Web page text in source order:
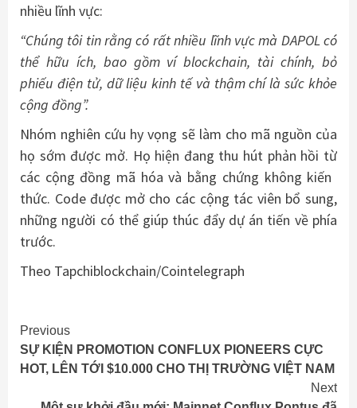
nhiều lĩnh vực:
“Chúng tôi tin rằng có rất nhiều lĩnh vực mà DAPOL có
thể hữu ích, bao gồm ví blockchain, tài chính, bỏ
phiếu điện tử, dữ liệu kinh tế và thậm chí là sức khỏe
cộng đồng”.
Nhóm nghiên cứu hy vọng sẽ làm cho mã nguồn của
họ sớm được mở. Họ hiện đang thu hút phản hồi từ
các cộng đồng mã hóa và bằng chứng không kiến ​​
thức. Code được mở cho các cộng tác viên bổ sung,
những người có thể giúp thúc đẩy dự án tiến về phía
trước.
Theo Tapchiblockchain/Cointelegraph
Continue
Reading
Previous
SỰ KIỆN PROMOTION CONFLUX PIONEERS CỰC
HOT, LÊN TỚI $10.000 CHO THỊ TRƯỜNG VIỆT NAM
Next